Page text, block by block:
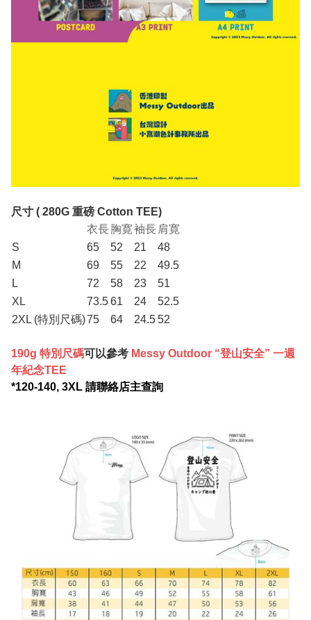
尺寸 ( 280G 重磅 Cotton TEE)
衣長 胸寛袖長 肩寛
S
65 52 21
48
M
69 55 22
49.5
L
72 58 23
51
XL
73.561 24
52.5
2XL (特別尺碼)75 64 24.552
190g 特別尺碼可以參考 Messy Outdoor “登山安全” 一週
年紀念TEE
*120-140, 3XL 請聯絡店主查詢